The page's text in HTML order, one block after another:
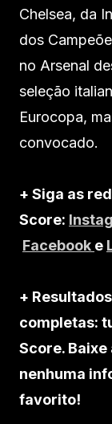
Chelsea, da
dos
no Arsenal
seleção
Eurocopa,
convocado.
+ Siga as
Score:
Facebook e
+
completas:
Score. Baixe
nenhuma
favorito!